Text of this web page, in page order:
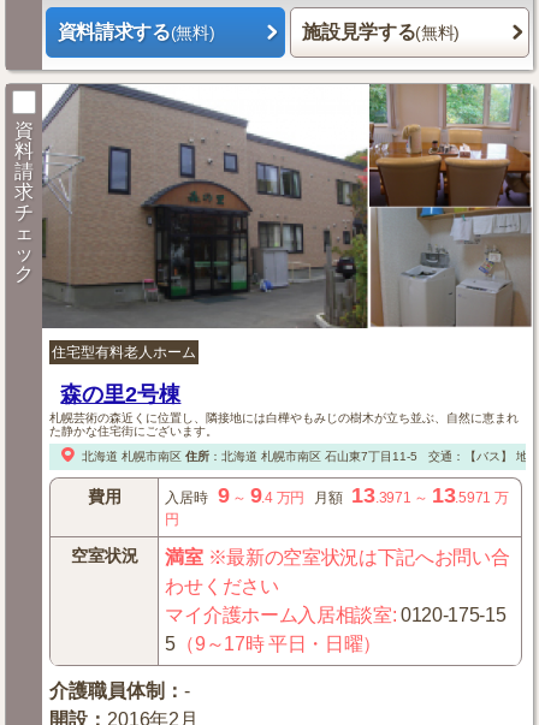
資料請求する(無料) 施設見学する(無料)
資
料
請
求
チ
ェ
ッ
ク
住宅型有料老人ホーム
森の里2号棟
札幌芸術の森近くに位置し、隣接地には白樺やもみじの樹木が立ち並ぶ、自然に恵まれ
た静かな住宅街にございます。
北海道 札幌市南区 住所： 北海道 札幌市南区 石山東7丁目11-5 交通：【バス】 地
費用 入居時 9～ 9.4 万円 月額 13.3971 ～ 13.5971 万
円
空室状況 満室※最新の空室状況は下記へお問い合
わせください
マイ介護ホーム入居相談室:0120-175-15
5 （9～17時 平日・日曜）
介護職員体制 ：-
開設 ：2016年2月